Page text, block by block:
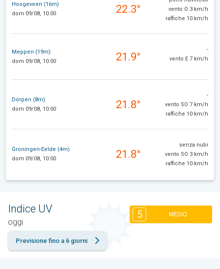
Hoogeveen (16m)
dom 09/08, 10:00
22.3°
vento O 3 km/h
raffiche 10 km/h
Meppen (19m)
dom 09/08, 10:00
21.9°
-
vento E 7 km/h
Dörpen (8m)
dom 09/08, 10:00
21.8°
-
vento SO 7 km/h
raffiche 10 km/h
Groningen-Eelde (4m)
dom 09/08, 10:00
21.8°
senza nubi
vento SO 3 km/h
raffiche 10 km/h
Indice UV
oggi
5 MEDIO
Previsione fino a 6 giorni